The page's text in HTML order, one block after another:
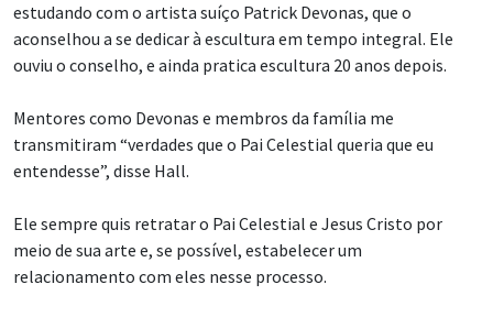
estudando com o artista suíço Patrick Devonas, que o
aconselhou a se dedicar à escultura em tempo integral. Ele
ouviu o conselho, e ainda pratica escultura 20 anos depois.
Mentores como Devonas e membros da família me
transmitiram “verdades que o Pai Celestial queria que eu
entendesse”, disse Hall.
Ele sempre quis retratar o Pai Celestial e Jesus Cristo por
meio de sua arte e, se possível, estabelecer um
relacionamento com eles nesse processo.